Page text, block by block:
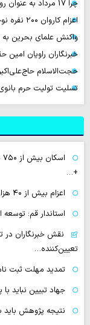
چرا 17 مرداد به عنوان روز خبرنگار نامیده شد؟
اعزام کاروان ۲۰۰ نفره نوجوانان کهگیلویه و بویراحمدی به طریق الحسین (ع)
واکنش علمای بحرین به
خبرنگاران راویان امین
حجت‌الاسلام
تسلیت تولیت حرم
+…
اعزام بیش از ۴۰ هزار زائر اربعین از پایانه‌های قم به مرزهای عراق
استاندار قم:
نقش خبرنگاران
تعیین‌کننده…
تمدید مهلت ثبت
جهاد تبیین نباید
نتیجه پژوهش باید